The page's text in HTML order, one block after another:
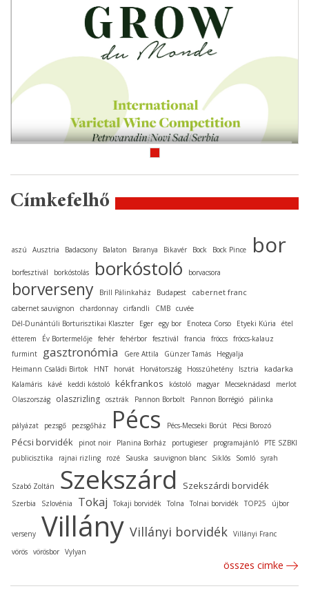
Címkefelhő
aszú Ausztria Badacsony Balaton Baranya Bikavér Bock Bock Pince bor
borfesztivál borkóstolás borkóstoló borvacsora
borverseny Brill Pálinkaház Budapest cabernet franc
cabernet sauvignon chardonnay cirfandli CMB cuvée
Dél-Dunántúli Borturisztikai Klaszter
Eger egy bor Enoteca Corso Etyeki Kúria
étel
étterem
Év Bortermelője fehér fehérbor fesztivál francia fröccs fröccs-kalauz
furmint
gasztronómia Gere Attila Günzer Tamás
Hegyalja
Heimann Családi Birtok
HNT horvát Horvátország Hosszúhetény Isztria kadarka
Kalamáris kávé keddi kóstoló kékfrankos kóstoló magyar Mecseknádasd
merlot
Olaszország
olaszrizling osztrák Pannon Borbolt Pannon Borrégió pálinka
pályázat pezsgő pezsgőház Pécs Pécs-Mecseki Borút Pécsi Borozó
Pécsi borvidék pinot noir Planina Borház portugieser programajánló
PTE SZBKI
publicisztika
rajnai rizling rozé Sauska sauvignon blanc Siklós Somló syrah
Szabó Zoltán Szekszárd Szekszárdi borvidék
Szerbia Szlovénia Tokaj Tokaji borvidék Tolna Tolnai borvidék TOP25 újbor
verseny Villány Villányi borvidék Villányi Franc
vörös vörösbor Vylyan
összes cimke